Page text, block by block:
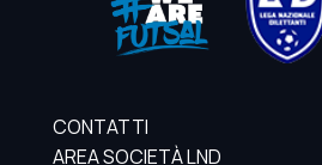
CONTATTI
AREA SOCIETÀ LND